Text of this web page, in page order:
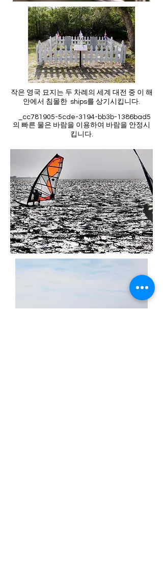
작은 영국 묘지는 두 차례의 세계 대전 중 이 해
안에서 침몰한 ships를 상기시킵니다.
_cc781905-5cde-3194-bb3b-1386bad5
의 빠른 물은 바람을 이용하여 바람을 안정시
킵니다.